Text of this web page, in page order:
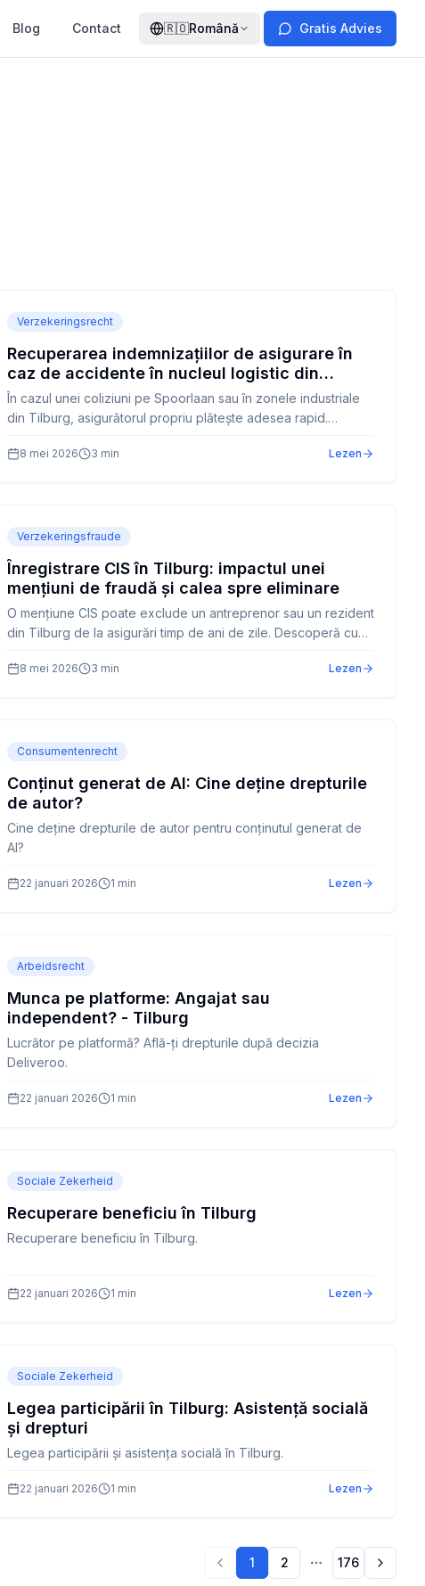
Blog Contact 🇷🇴Română Gratis Advies
Verzekeringsrecht
Recuperarea indemnizațiilor de asigurare în
caz de accidente în nucleul logistic din
Tilburg
În cazul unei coliziuni pe Spoorlaan sau în zonele industriale
din Tilburg, asigurătorul propriu plătește adesea rapid.
responsabilă. Aceasta se numește subrogatie și are
8 mei 2026 3 min Lezen
Verzekeringsfraude
Înregistrare CIS în Tilburg: impactul unei
mențiuni de fraudă și calea spre eliminare
O mențiune CIS poate exclude un antreprenor sau un rezident
din Tilburg de la asigurări timp de ani de zile. Descoperă cum
elimina o înregistrare nejustificată prin pașii locali
8 mei 2026 3 min Lezen
Consumentenrecht
Conținut generat de AI: Cine deține drepturile
de autor?
Cine deține drepturile de autor pentru conținutul generat de
AI?
22 januari 2026 1 min Lezen
Arbeidsrecht
Munca pe platforme: Angajat sau
independent? - Tilburg
Lucrător pe platformă? Află-ți drepturile după decizia
Deliveroo.
22 januari 2026 1 min Lezen
Sociale Zekerheid
Recuperare beneficiu în Tilburg
Recuperare beneficiu în Tilburg.
22 januari 2026 1 min Lezen
Sociale Zekerheid
Legea participării în Tilburg: Asistență socială
și drepturi
Legea participării și asistența socială în Tilburg.
22 januari 2026 1 min Lezen
Vorige pagina
1 2 176